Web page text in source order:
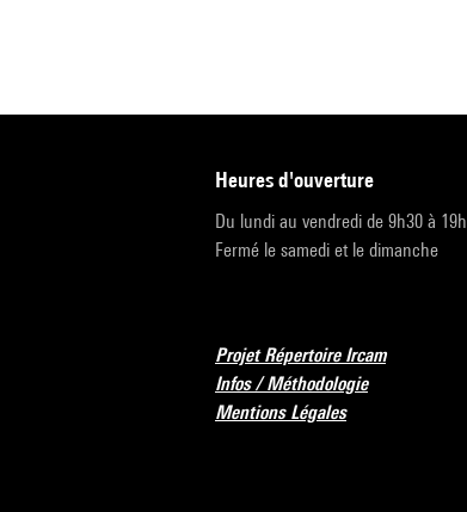
heures d'ouverture
Du lundi au vendredi de 9h30 à 19h
Fermé le samedi et le dimanche
Projet Répertoire Ircam
Infos / Méthodologie
Mentions Légales